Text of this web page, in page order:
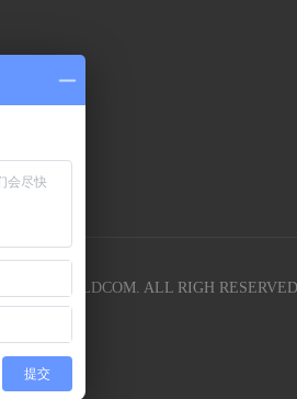
SHOWBUILDCOM. ALL RIGH RESERVED
提交